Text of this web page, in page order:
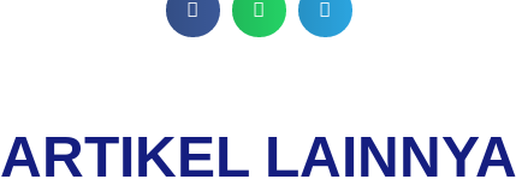
ARTIKEL LAINNYA